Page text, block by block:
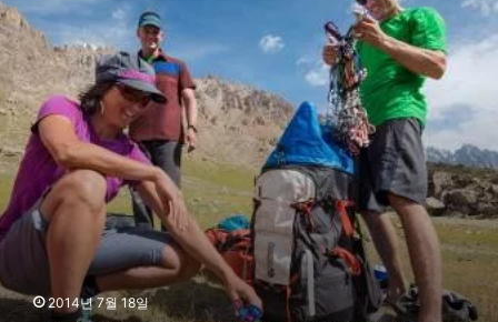
신
개
념
배
낭
출
시
드
웨
어
,
‘
어
드
벤
처
저
’
스
2014년 7월 18일